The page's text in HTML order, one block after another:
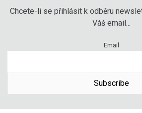
Chcete-li se přihlásit k odběru
Váš email...
Email
Subscribe